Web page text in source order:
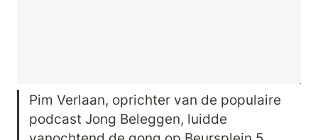
Pim Verlaan, oprichter van de populaire
podcast Jong Beleggen, luidde